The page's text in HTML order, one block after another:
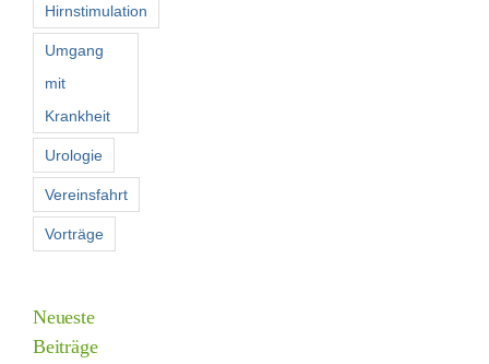
Hirnstimulation
Umgang
mit
Krankheit
Urologie
Vereinsfahrt
Vorträge
Neueste
Beiträge